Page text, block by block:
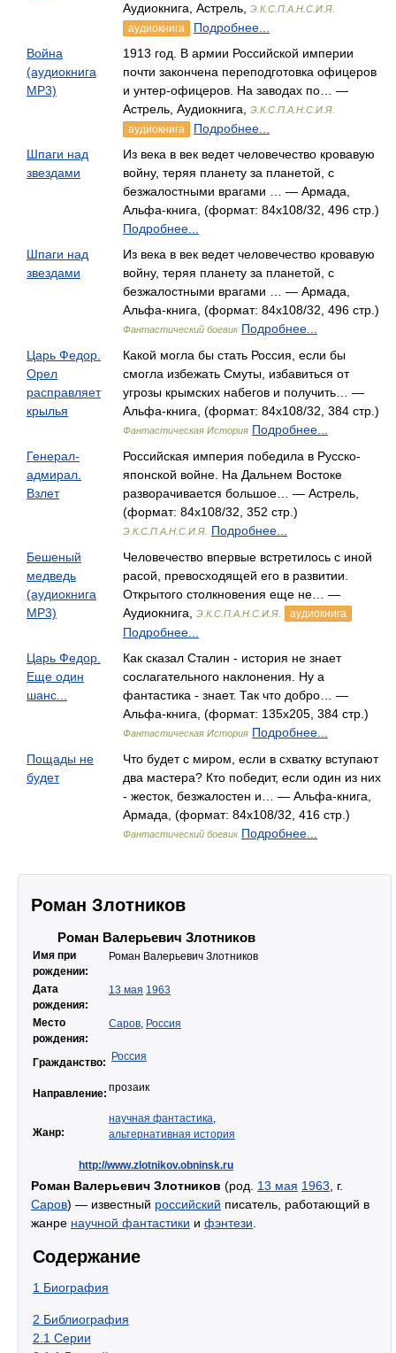
Аудиокнига, Астрель,
Э.К.С.П.А.Н.С.И.Я.
аудиокнига
Подробнее...
Война
(аудиокнига
MP3)
1913 год. В армии Российской империи
почти закончена переподготовка офицеров
и унтер-офицеров. На заводах по… —
Астрель, Аудиокнига,
Э.К.С.П.А.Н.С.И.Я.
аудиокнига
Подробнее...
Шпаги над
звездами
Из века в век ведет человечество кровавую
войну, теряя планету за планетой, с
безжалостными врагами … — Армада,
Альфа-книга, (формат: 84x108/32, 496 стр.)
Подробнее...
Шпаги над
звездами
Из века в век ведет человечество кровавую
войну, теряя планету за планетой, с
безжалостными врагами … — Армада,
Альфа-книга, (формат: 84x108/32, 496 стр.)
Фантастический боевик Подробнее...
Царь Федор.
Орел
расправляет
крылья
Какой могла бы стать Россия, если бы
смогла избежать Смуты, избавиться от
угрозы крымских набегов и получить… —
Альфа-книга, (формат: 84x108/32, 384 стр.)
Фантастическая История Подробнее...
Генерал-
адмирал.
Взлет
Российская империя победила в Русско-
японской войне. На Дальнем Востоке
разворачивается большое… — Астрель,
(формат: 84x108/32, 352 стр.)
Э.К.С.П.А.Н.С.И.Я.
Подробнее...
Бешеный
медведь
(аудиокнига
MP3)
Человечество впервые встретилось с иной
расой, превосходящей его в развитии.
Открытого столкновения еще не… —
Аудиокнига,
Э.К.С.П.А.Н.С.И.Я. аудиокнига
Подробнее...
Царь Федор.
Еще один
шанс...
Как сказал Сталин - история не знает
сослагательного наклонения. Ну а
фантастика - знает. Так что добро… —
Альфа-книга, (формат: 135x205, 384 стр.)
Фантастическая История Подробнее...
Пощады не
будет
Что будет с миром, если в схватку вступают
два мастера? Кто победит, если один из них
- жесток, безжалостен и… — Альфа-книга,
Армада, (формат: 84x108/32, 416 стр.)
Фантастический боевик Подробнее...
Роман Злотников
Роман Валерьевич Злотников
Имя при
рождении:
Роман Валерьевич Злотников
Дата
рождения:
13 мая 1963
Место
рождения:
Саров, Россия
Гражданство: Россия
Направление: прозаик
Жанр:
научная фантастика,
альтернативная история
http://www.zlotnikov.obninsk.ru
Роман Валерьевич Злотников (род. 13 мая 1963 , г.
Саров) — известный российский писатель, работающий в
жанре научной фантастики и фэнтези
Содержание
1 Биография
2 Библиография
2.1 Серии